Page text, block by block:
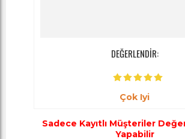
DEĞERLENDİR:
Çok Iyi
Sadece Kayıtlı Müşteriler
Yapabilir